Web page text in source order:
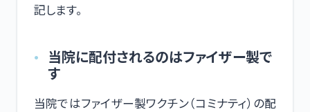
記します。
当院に配付されるのはファイザー製で
す
当院ではファイザー製ワクチン（コミナティ）の配